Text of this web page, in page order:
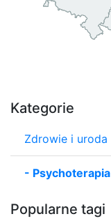
Kategorie
Zdrowie i uroda
- Psychoterapia
Popularne tagi